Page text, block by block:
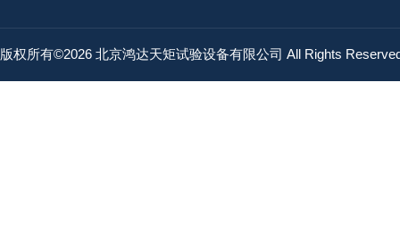
版权所有©2026 北京鸿达天矩试验设备有限公司 All Rights